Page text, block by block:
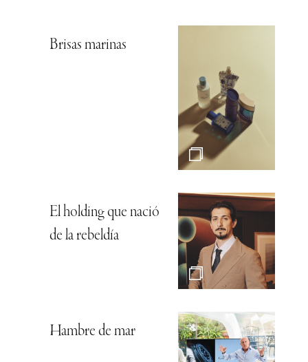
Brisas marinas
El holding que nació
de la rebeldía
Hambre de mar